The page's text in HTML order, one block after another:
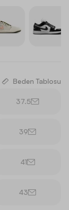
Beden Tablosu
37.5
39
41
43